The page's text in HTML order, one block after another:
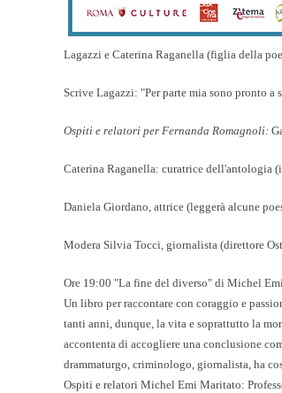
Lagazzi e Caterina Raganella (figlia della
Scrive Lagazzi: "Per parte mia sono pronto
Ospiti e relatori per Fernanda Romagnoli:
Caterina Raganella: curatrice dell'antologia
Daniela Giordano, attrice (leggerà alcune
Modera Silvia Tocci, giornalista (direttore
Ore 19:00 "La fine del diverso" di Michel
Un libro per raccontare con coraggio e
tanti anni, dunque, la vita e soprattutto la
accontenta di accogliere una conclusione
drammaturgo, criminologo, giornalista, ha
Ospiti e relatori Michel Emi Maritato: